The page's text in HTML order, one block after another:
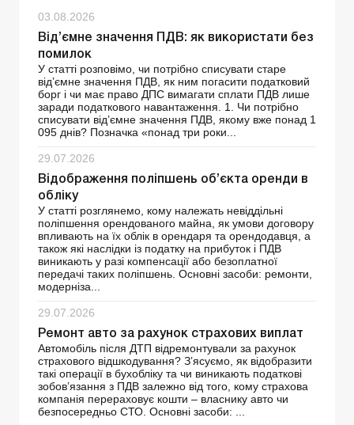
03.08.2026
Від’ємне значення ПДВ: як використати без
помилок
У статті розповімо, чи потрібно списувати старе
від’ємне значення ПДВ, як ним погасити податковий
борг і чи має право ДПС вимагати сплати ПДВ лише
заради податкового навантаження. 1. Чи потрібно
списувати від’ємне значення ПДВ, якому вже понад 1
095 днів? Позначка «понад три роки...
29.07.2026
Відображення поліпшень об’єкта оренди в
обліку
У статті розглянемо, кому належать невіддільні
поліпшення орендованого майна, як умови договору
впливають на їх облік в орендаря та орендодавця, а
також які наслідки із податку на прибуток і ПДВ
виникають у разі компенсації або безоплатної
передачі таких поліпшень. Основні засоби: ремонти,
модерніза...
29.07.2026
Ремонт авто за рахунок страхових виплат
Автомобіль після ДТП відремонтували за рахунок
страхового відшкодування? З’ясуємо, як відобразити
такі операції в бухобліку та чи виникають податкові
зобов’язання з ПДВ залежно від того, кому страхова
компанія перераховує кошти – власнику авто чи
безпосередньо СТО. Основні засоби: ...